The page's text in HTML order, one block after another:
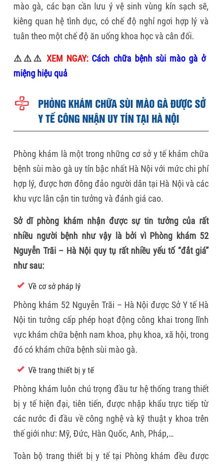
mào gà, các bạn cần lưu ý vệ sinh vùng kín sạch sẽ,
kiêng quan hệ tình dục, có chế độ nghỉ ngơi hợp lý và
tuân theo một chế độ ăn uống khoa học và cân đối.
⚠️⚠️⚠️XEM NGAY: Cách chữa bệnh sùi mào gà ở
miệng hiệu quả
PHÒNG KHÁM CHỮA SÙI MÀO GÀ ĐƯỢC SỞ
Y TẾ CÔNG NHẬN UY TÍN TẠI HÀ NỘI
Phòng khám là một trong những cơ sở y tế khám chữa
bệnh sùi mào gà uy tín bậc nhất Hà Nội với mức chi phí
hợp lý, được hơn đông đảo người dân tại Hà Nội và các
khu vực lân cận tin tưởng và đánh giá cao.
Sở dĩ phòng khám nhận được sự tin tưởng của rất
nhiều người bệnh như vậy là bởi vì Phòng khám 52
Nguyễn Trãi – Hà Nội quy tụ rất nhiều yếu tố “đắt giá”
như sau:
Về cơ sở pháp lý
Phòng khám 52 Nguyễn Trãi – Hà Nội được Sở Y tế Hà
Nội tin tưởng cấp phép hoạt động công khai trong lĩnh
vực khám chữa bệnh nam khoa, phụ khoa, xã hội, trong
đó có khám chữa bệnh sùi mào gà.
Về trang thiết bị y tế
Phòng khám luôn chú trọng đầu tư hệ thống trang thiết
bị y tế hiện đại, tiên tiến, được nhập khẩu trực tiếp từ
các nước đi đầu về công nghệ và kỹ thuật y khoa trên
thế giới như: Mỹ, Đức, Hàn Quốc, Anh, Pháp,…
Toàn bộ trang thiết bị y tế tại Phòng khám đều được